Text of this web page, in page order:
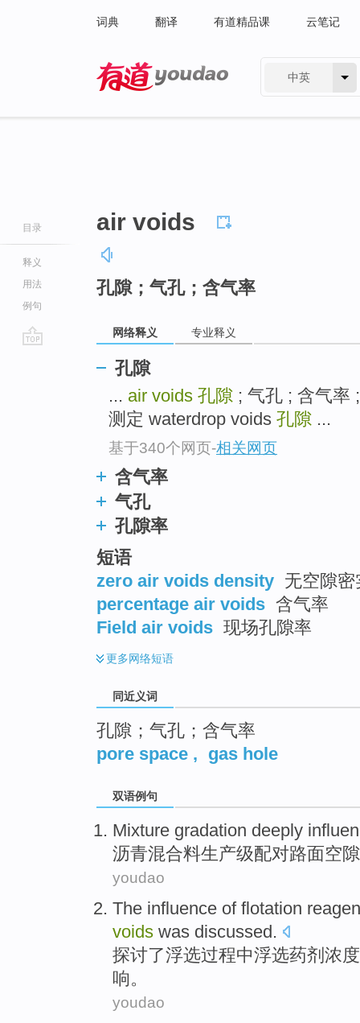
词典 翻译 有道精品课 云笔记
中英
目录
释义
用法
例句
air voids
孔隙；气孔；含气率
网络释义 专业释义
孔隙
... air voids 孔隙 ; 气孔 ; 含气率
测定 waterdrop voids 孔隙 ...
基于340个网页-相关网页
含气率
气孔
孔隙率
短语
zero air voids density 无空隙密
percentage air voids 含气率
Field air voids 现场孔隙率
更多网络短语
同近义词
孔隙；气孔；含气率
pore space , gas hole
双语例句
Mixture gradation deeply
沥青混合料生产级配对路面空
youdao
The influence of flotation
voids was discussed .
探讨了浮选过程中浮选药剂 浓度
响。
youdao